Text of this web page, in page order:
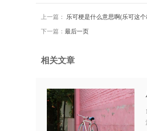
上一篇： 乐可梗是什么意思啊(乐可这
下一篇： 最后一页
相关文章